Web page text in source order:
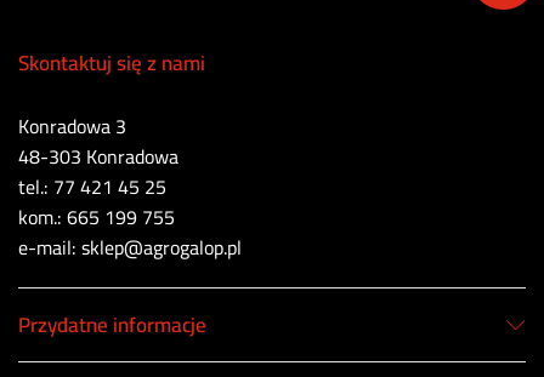
Skontaktuj się z nami
Konradowa 3
48-303 Konradowa
tel.: 77 421 45 25
kom.: 665 199 755
e-mail: sklep@agrogalop.pl
Przydatne informacje